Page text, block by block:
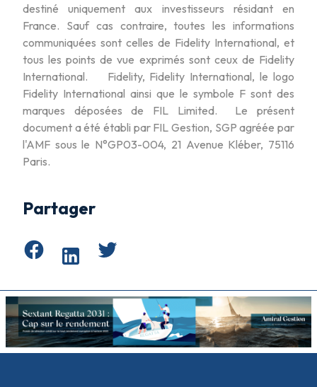
destiné uniquement aux investisseurs résidant en
France. Sauf cas contraire, toutes les informations
communiquées sont celles de Fidelity International, et
tous les points de vue exprimés sont ceux de Fidelity
International. Fidelity, Fidelity International, le logo
Fidelity International ainsi que le symbole F sont des
marques déposées de FIL Limited. Le présent
document a été établi par FIL Gestion, SGP agréée par
l'AMF sous le N°GP03-004, 21 Avenue Kléber, 75116
Paris.
Partager